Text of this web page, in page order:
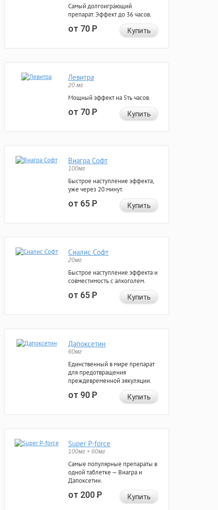
Самый долгоиграющий
препарат. Эффект до 36 часов.
от 70Р Купить
Левитра
20 мг
Мощный эффект на 5ть часов.
от 70Р Купить
Виагра Софт
100мг
Быстрое наступление эффекта,
уже через 20 минут.
от 65Р Купить
Сиалис Софт
20мг
Быстрое наступление эффекта и
совместимость с алкоголем.
от 65Р Купить
Дапоксетин
60мг
Единственный в мире препарат
для предотвращения
преждевременной эякуляции.
от 90Р Купить
Super P-force
100мг + 60мг
Самые популярные препараты в
одной таблетке — Виагра и
Дапоксетин.
от 200Р Купить